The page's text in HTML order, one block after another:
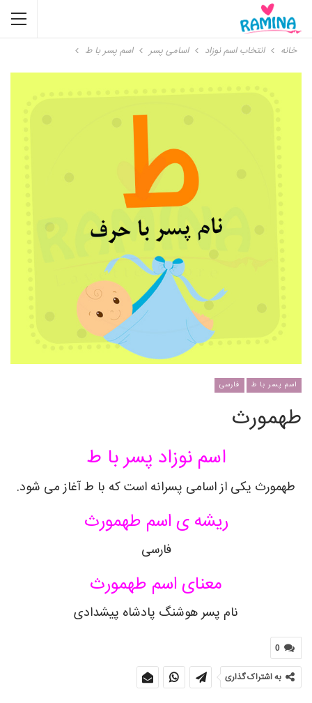
خانه انتخاب اسم نوزاد اسامی پسر اسم پسر با ط
اسم پسر با ط فارسی
طهمورث
اسم نوزاد پسر با ط
طهمورث یکی از اسامی پسرانه است که با ط آغاز می شود.
ریشه ی اسم طهمورث
فارسی
معنای اسم طهمورث
نام پسر هوشنگ پادشاه پیشدادی
0
به اشتراک گذاری